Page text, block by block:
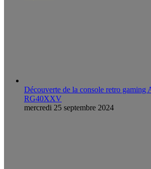
Découverte de la console retro
RG40XXV
mercredi 25 septembre 2024